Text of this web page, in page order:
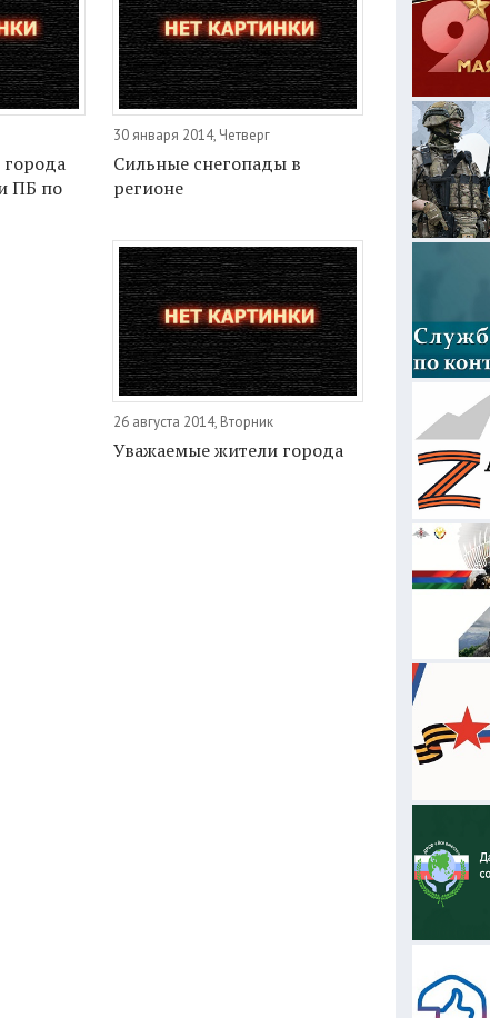
ПБ по
30 января 2014, Четверг
Сильные снегопады в
регионе
26 августа 2014, Вторник
Уважаемые жители города